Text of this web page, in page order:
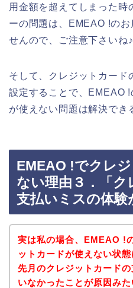
用金額を超えてしまった時
ーの問題は、EMEAO !の
せんので、ご注意下さいね♪
そして、クレジットカード
設定することで、EMEAO
が使えない問題は解決でき
EMEAO !でクレ
ない理由３．「
支払いミスの体験
実は私の場合、EMEAO !
ットカードが使えない状態
先月のクレジットカード
いなかったことが原因み